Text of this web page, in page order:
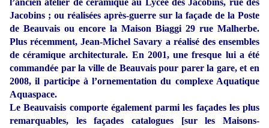
l’ancien atelier de céramique au Lycée des Jacobins, rue des
Jacobins ; ou réalisées après-guerre sur la façade de la Poste
de Beauvais ou encore la Maison Biaggi 29 rue Malherbe.
Plus récemment, Jean-Michel Savary a réalisé des ensembles
de céramique architecturale. En 2001, une fresque lui a été
commandée par la ville de Beauvais pour parer la gare, et en
2008, il participe à l’ornementation du complexe Aquatique
Aquaspace.
Le Beauvaisis comporte également parmi les façades les plus
remarquables, les façades catalogues [sur les Maisons-